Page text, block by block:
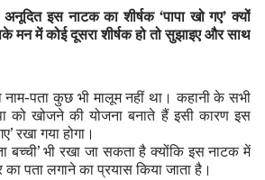
इस नाटक का शीर्षक ‘पापा खो गए’ क्यों
मन में कोई दूसरा शीर्षक हो तो सुझाइए और साथ
पता कुछ भी मालूम नहीं था। कहानी के सभी
को खोजने की योजना बनाते हैं इसी कारण इस
रखा गया होगा।
बच्ची’ भी रखा जा सकता है क्योंकि इस नाटक में
पता लगाने का प्रयास किया जाता है।